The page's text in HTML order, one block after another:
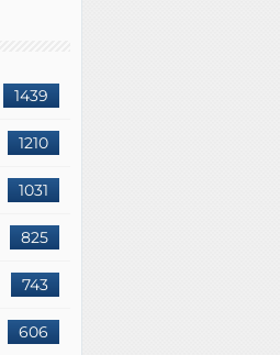
1439
1210
1031
825
743
606